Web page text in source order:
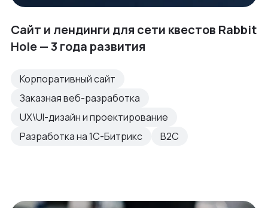
Сайт и лендинги для сети квестов Rabbit
Hole — 3 года развития
Корпоративный сайт
Заказная веб-разработка
UX\UI-дизайн и проектирование
Разработка на 1С-Битрикс
B2C